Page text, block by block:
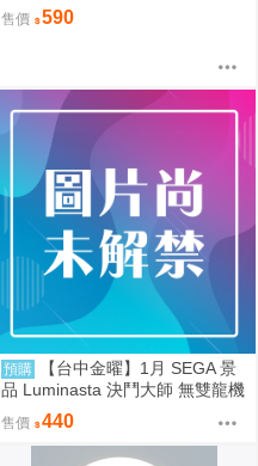
售價 590
預購
【台中金曜】1月 SEGA 景
品 Luminasta 決鬥大師 無雙龍機
Bolbalzark 0901
售價 440